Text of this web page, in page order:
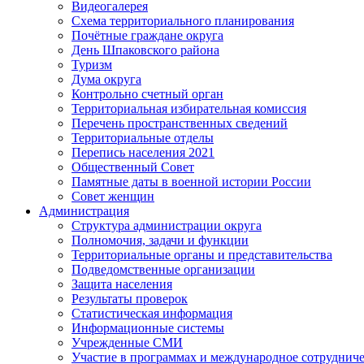
Видеогалерея
Схема территориального планирования
Почётные граждане округа
День Шпаковского района
Туризм
Дума округа
Контрольно счетный орган
Территориальная избирательная комиссия
Перечень пространственных сведений
Территориальные отделы
Перепись населения 2021
Общественный Совет
Памятные даты в военной истории России
Совет женщин
Администрация
Структура администрации округа
Полномочия, задачи и функции
Территориальные органы и представительства
Подведомственные организации
Защита населения
Результаты проверок
Статистическая информация
Информационные системы
Учрежденные СМИ
Участие в программах и международное